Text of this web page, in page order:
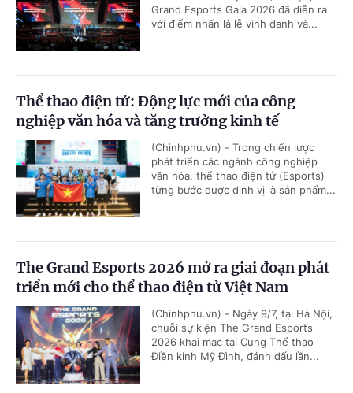
Grand Esports Gala 2026 đã diễn ra
với điểm nhấn là lễ vinh danh và...
Thể thao điện tử: Động lực mới của công
nghiệp văn hóa và tăng trưởng kinh tế
(Chinhphu.vn) - Trong chiến lược
phát triển các ngành công nghiệp
văn hóa, thể thao điện tử (Esports)
từng bước được định vị là sản phẩm...
The Grand Esports 2026 mở ra giai đoạn phát
triển mới cho thể thao điện tử Việt Nam
(Chinhphu.vn) - Ngày 9/7, tại Hà Nội,
chuỗi sự kiện The Grand Esports
2026 khai mạc tại Cung Thể thao
Điền kinh Mỹ Đình, đánh dấu lần...